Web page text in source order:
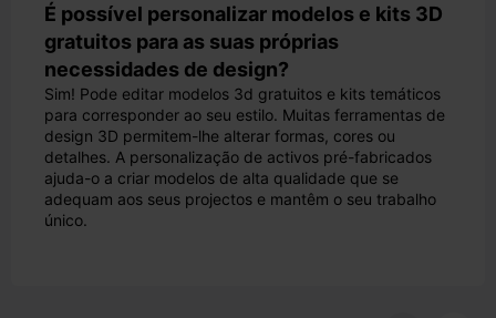
É possível personalizar modelos e kits 3D
gratuitos para as suas próprias
necessidades de design?
Sim! Pode editar modelos 3d gratuitos e kits temáticos
para corresponder ao seu estilo. Muitas ferramentas de
design 3D permitem-lhe alterar formas, cores ou
detalhes. A personalização de activos pré-fabricados
ajuda-o a criar modelos de alta qualidade que se
adequam aos seus projectos e mantêm o seu trabalho
único.